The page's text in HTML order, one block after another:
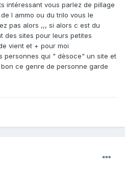
intéressant vous parlez de pillage
l ammo ou du trilo vous le
pas alors ,,, si alors c est du
des sites pour leurs petites
vient et + pour moi
personnes qui " dèsoce" un site et
ce genre de personne garde